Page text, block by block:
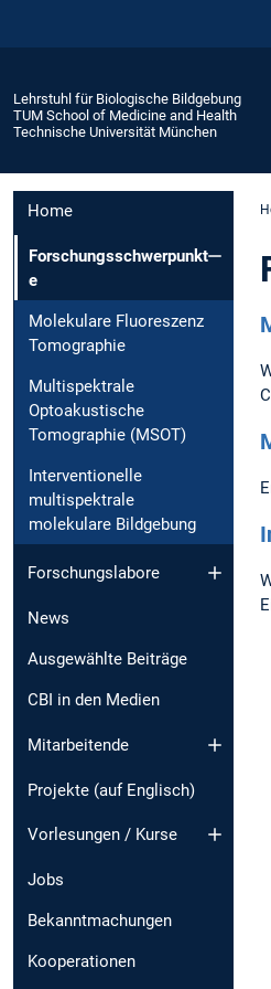
Lehrstuhl für Biologische Bildgebung
TUM School of Medicine and Health
Technische Universität München
Home
Forschungsschwerpunkt
e
Molekulare Fluoreszenz
Tomographie
Multispektrale
Optoakustische
Tomographie (MSOT)
Interventionelle
multispektrale
molekulare Bildgebung
Forschungslabore
News
Ausgewählte Beiträge
CBI in den Medien
Mitarbeitende
Projekte (auf Englisch)
Vorlesungen / Kurse
Jobs
Bekanntmachungen
Kooperationen